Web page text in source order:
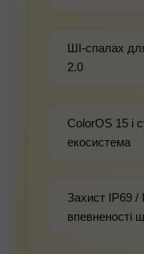
ШІ-спалах
2.0
ColorOS 15 і
екосистема
Захист IP69 /
впевненості